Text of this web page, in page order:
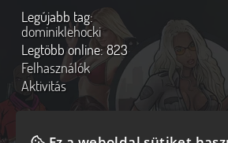
Legújabb tag:
dominiklehocki
Legtöbb online:823
Felhasználók
Aktivitás